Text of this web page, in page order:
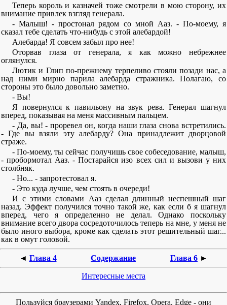
Теперь король и казначей тоже смотрели в мою сторону, их
внимание привлек взгляд генерала.
- Малыш! - простонал рядом со мной Ааз. - По-моему, я
сказал тебе сделать что-нибудь с этой алебардой!
Алебарда! Я совсем забыл про нее!
Оторвав глаза от генерала, я как можно небрежнее
оглянулся.
Лютик и Глип по-прежнему терпеливо стояли позади нас, а
над ними мирно парила алебарда стражника. Полагаю, со
стороны это было довольно заметно.
- Вы!
Я повернулся к павильону на звук рева. Генерал шагнул
вперед, показывая на меня массивным пальцем.
- Да, вы! - проревел он, когда наши глаза снова встретились.
- Где вы взяли эту алебарду? Она принадлежит дворцовой
страже.
- По-моему, ты сейчас получишь свое собеседование, малыш,
- пробормотал Ааз. - Постарайся изо всех сил и вызови у них
столбняк.
- Но... - запротестовал я.
- Это куда лучше, чем стоять в очереди!
И с этими словами Ааз сделал длинный неспешный шаг
назад. Эффект получился точно такой же, как если б я шагнул
вперед, чего я определенно не делал. Однако поскольку
внимание всего двора сосредоточилось теперь на мне, у меня не
было иного выбора, кроме как сделать этот решительный шаг...
как в омут головой.
◄ Глава 4 Содержание Глава 6 ►
Интересные места
Пользуйся браузерами Yandex, Firefox, Opera, Edge - они